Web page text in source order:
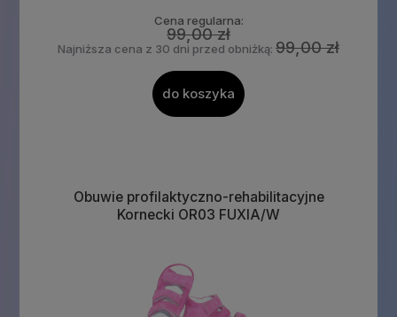
Cena regularna:
99,00 zł
Najniższa cena z 30 dni przed obniżką: 99,00 zł
do koszyka
Obuwie profilaktyczno-rehabilitacyjne
Kornecki OR03 FUXIA/W